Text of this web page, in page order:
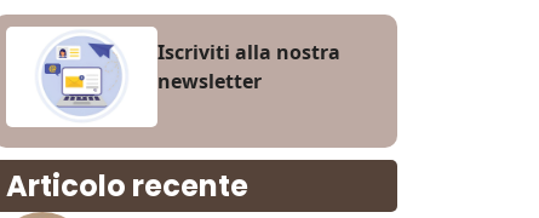
Iscriviti alla nostra
newsletter
Articolo recente